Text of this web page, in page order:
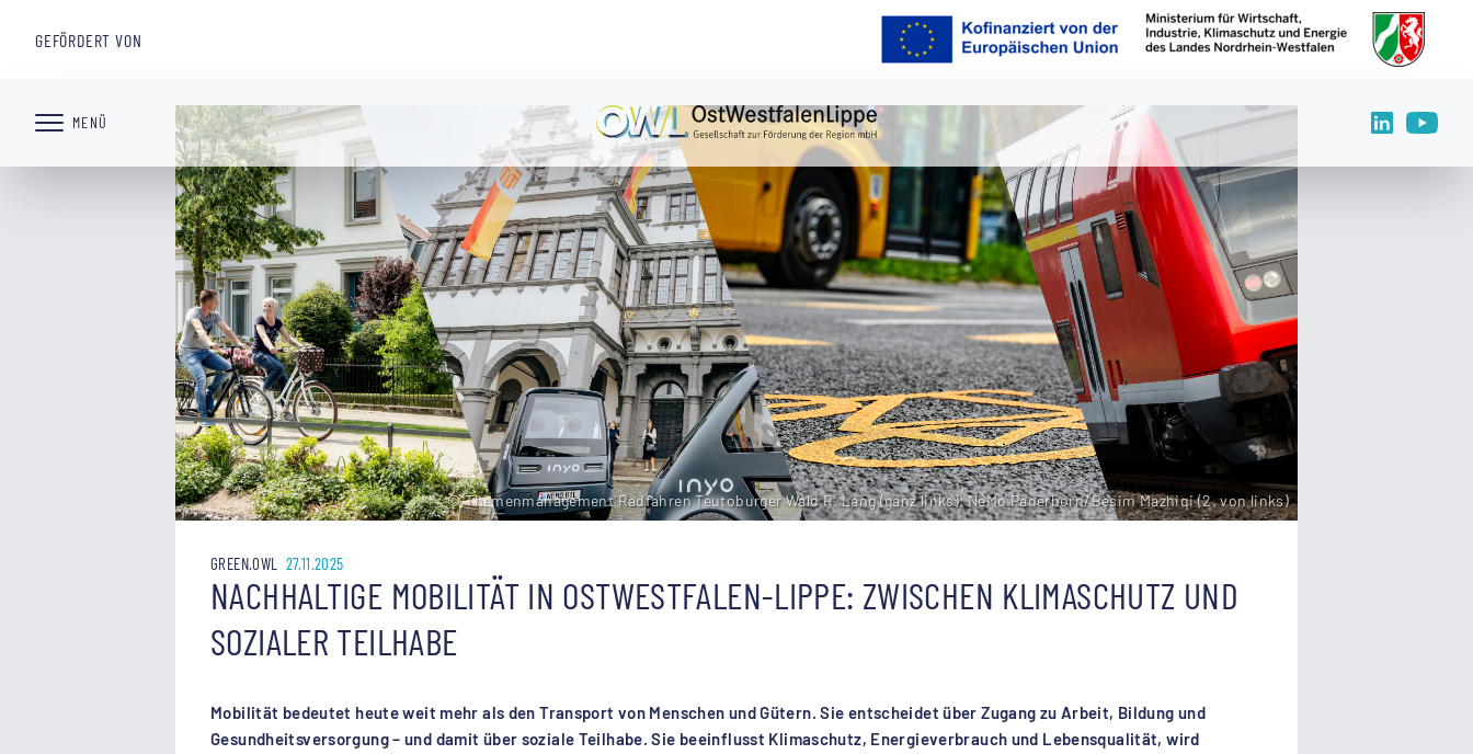
GEFÖRDERT VON
MENÜ
ssssss
© Themenmanagement Radfahren Teutoburger Wald R. Lang (ganz links); NeMo Paderborn/Besim Mazhiqi (2. von links)
GREEN.OWL 27.11.2025
NACHHALTIGE MOBILITÄT IN OSTWESTFALEN-LIPPE: ZWISCHEN KLIMASCHUTZ UND
SOZIALER TEILHABE
Mobilität bedeutet heute weit mehr als den Transport von Menschen und Gütern. Sie entscheidet über Zugang zu Arbeit, Bildung und
Gesundheitsversorgung – und damit über soziale Teilhabe. Sie beeinflusst Klimaschutz, Energieverbrauch und Lebensqualität, wird